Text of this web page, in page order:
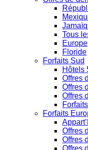
Tous
Europe
Floride
Forfaits Sud
Hôtels
Offres
Offres
Offres
Forfaits
Offres
Offres